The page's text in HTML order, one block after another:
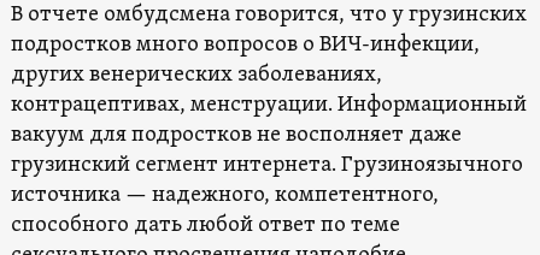
В отчете омбудсмена говорится, что у грузинских
подростков много вопросов о ВИЧ-инфекции,
других венерических заболеваниях,
контрацептивах, менструации. Информационный
вакуум для подростков не восполняет даже
грузинский сегмент интернета. Грузиноязычного
источника — надежного, компетентного,
способного дать любой ответ по теме